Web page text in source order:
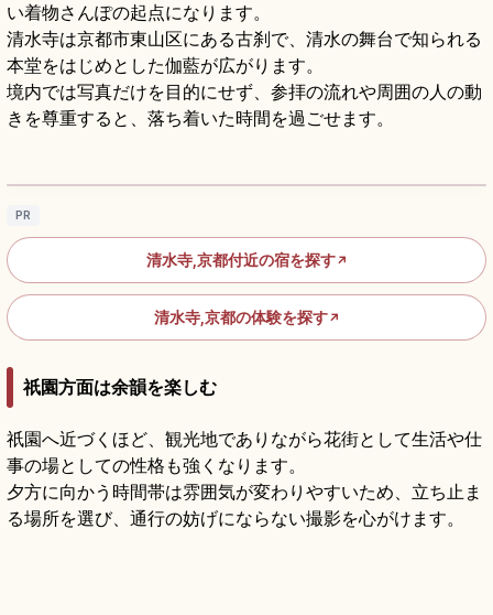
い着物さんぽの起点になります。
清水寺は京都市東山区にある古刹で、清水の舞台で知られる
本堂をはじめとした伽藍が広がります。
境内では写真だけを目的にせず、参拝の流れや周囲の人の動
きを尊重すると、落ち着いた時間を過ごせます。
清水寺の見どころ｜清水の舞台・音羽の滝・
PR
清水寺,京都付近の宿を探す↗
清水寺,京都の体験を探す↗
祇園方面は余韻を楽しむ
祇園へ近づくほど、観光地でありながら花街として生活や仕
事の場としての性格も強くなります。
夕方に向かう時間帯は雰囲気が変わりやすいため、立ち止ま
る場所を選び、通行の妨げにならない撮影を心がけます。